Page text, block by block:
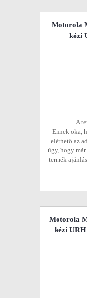
Motorola
kézi
A
Ennek oka,
elérhető az
úgy, hogy
termék
Motorola
kézi